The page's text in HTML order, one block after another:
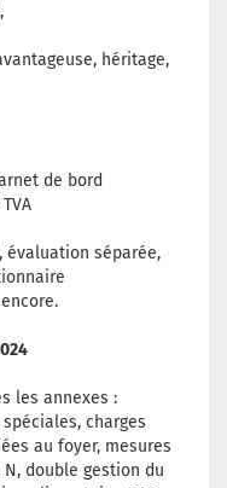
héritage,
de bord
séparée,
les annexes :
charges
au foyer, mesures
double gestion du